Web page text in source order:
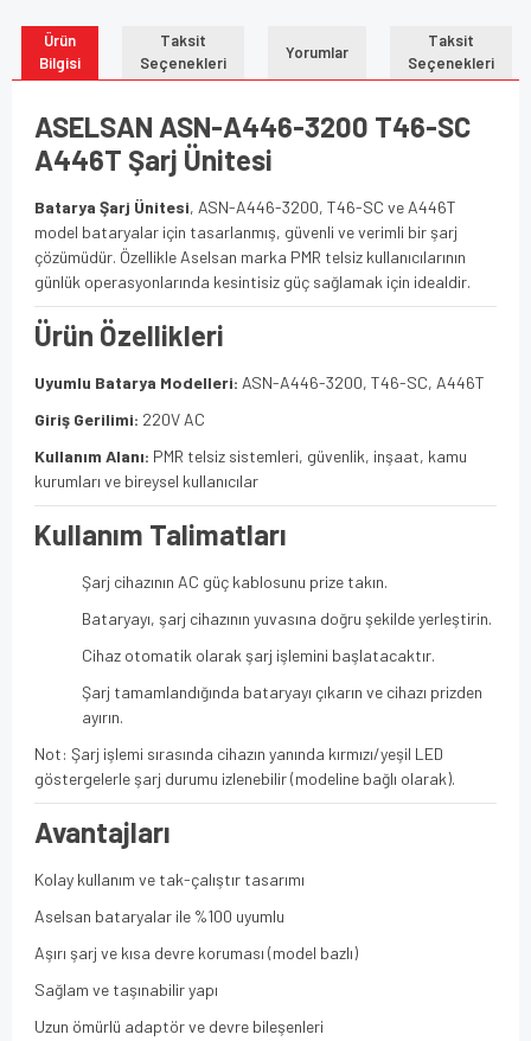
Ürün
Bilgisi
Taksit
Seçenekleri
Yorumlar
Taksit
Seçenekleri
ASELSAN ASN-A446-3200 T46-SC
A446T Şarj Ünitesi
Batarya Şarj Ünitesi, ASN-A446-3200, T46-SC ve A446T
model bataryalar için tasarlanmış, güvenli ve verimli bir şarj
çözümüdür. Özellikle Aselsan marka PMR telsiz kullanıcılarının
günlük operasyonlarında kesintisiz güç sağlamak için idealdir.
Ürün Özellikleri
Uyumlu Batarya Modelleri: ASN-A446-3200, T46-SC, A446T
Giriş Gerilimi: 220V AC
Kullanım Alanı: PMR telsiz sistemleri, güvenlik, inşaat, kamu
kurumları ve bireysel kullanıcılar
Kullanım Talimatları
Şarj cihazının AC güç kablosunu prize takın.
Bataryayı, şarj cihazının yuvasına doğru şekilde yerleştirin.
Cihaz otomatik olarak şarj işlemini başlatacaktır.
Şarj tamamlandığında bataryayı çıkarın ve cihazı prizden
ayırın.
Not: Şarj işlemi sırasında cihazın yanında kırmızı/yeşil LED
göstergelerle şarj durumu izlenebilir (modeline bağlı olarak).
Avantajları
Kolay kullanım ve tak-çalıştır tasarımı
Aselsan bataryalar ile %100 uyumlu
Aşırı şarj ve kısa devre koruması (model bazlı)
Sağlam ve taşınabilir yapı
Uzun ömürlü adaptör ve devre bileşenleri